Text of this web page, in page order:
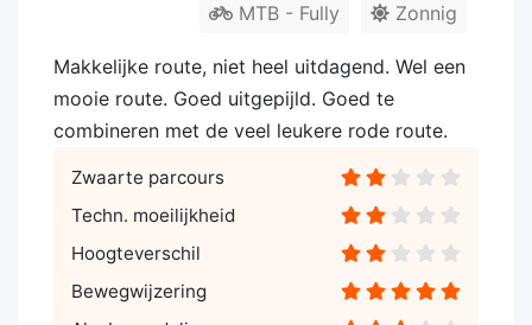
Zonnig
MTB - Fully
Makkelijke route, niet heel uitdagend. Wel een
mooie route. Goed uitgepijld. Goed te
combineren met de veel leukere rode route.
Zwaarte parcours
Techn. moeilijkheid
Hoogteverschil
Bewegwijzering